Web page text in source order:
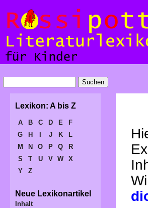
Lexikon: A bis Z
A B C D E
F
G
H J K
L
M
N O P Q
R
S
T U V W
X
Y
Z
Neue Lexikonartikel
Inhalt